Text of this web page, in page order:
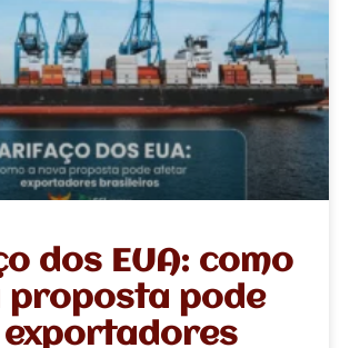
dos EUA: como
proposta pode